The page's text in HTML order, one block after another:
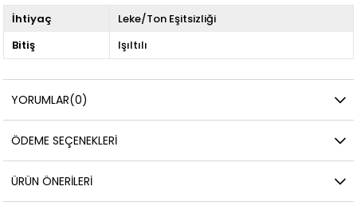
İhtiyaç
Leke/Ton Eşitsizliği
Bitiş
Işıltılı
YORUMLAR(0)
ÖDEME SEÇENEKLERI
ÜRÜN ÖNERILERI